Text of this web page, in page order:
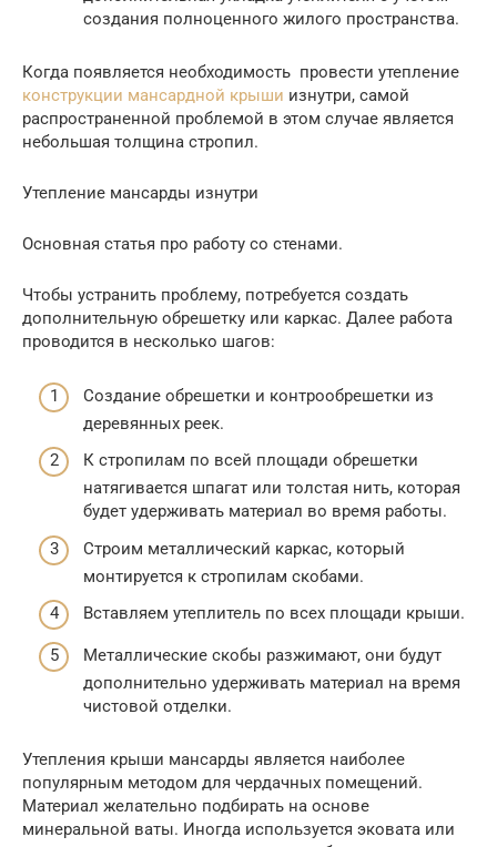
создания полноценного жилого пространства.
Когда появляется необходимость провести утепление
конструкции мансардной крыши изнутри, самой
распространенной проблемой в этом случае является
небольшая толщина стропил.
Утепление мансарды изнутри
Основная статья про работу со стенами.
Чтобы устранить проблему, потребуется создать
дополнительную обрешетку или каркас. Далее работа
проводится в несколько шагов:
Создание обрешетки и контрообрешетки из
деревянных реек.
К стропилам по всей площади обрешетки
натягивается шпагат или толстая нить, которая
будет удерживать материал во время работы.
Строим металлический каркас, который
монтируется к стропилам скобами.
Вставляем утеплитель по всех площади крыши.
Металлические скобы разжимают, они будут
дополнительно удерживать материал на время
чистовой отделки.
Утепления крыши мансарды является наиболее
популярным методом для чердачных помещений.
Материал желательно подбирать на основе
минеральной ваты. Иногда используется эковата или